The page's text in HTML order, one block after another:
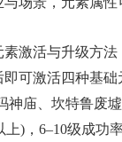
素激活与升级方法
即可激活四种基
神庙、坎特鲁废
上)，6–10级成功